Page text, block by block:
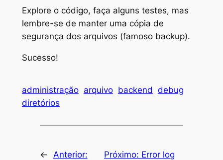
Explore o código, faça alguns testes, mas
lembre-se de manter uma cópia de
segurança dos arquivos (famoso backup).
Sucesso!
administração arquivo backend debug
diretórios
←
Anterior:
Próximo: Error log